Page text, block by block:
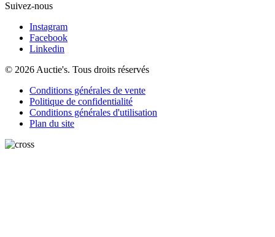
Suivez-nous
Instagram
Facebook
Linkedin
© 2026 Auctie's. Tous droits réservés
Conditions générales de vente
Politique de confidentialité
Conditions générales d'utilisation
Plan du site